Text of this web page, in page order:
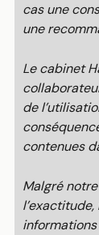
cas une
une
Le cabinet
de
contenues
Malgré